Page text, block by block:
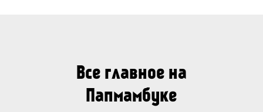
Все главное на
Папмамбуке